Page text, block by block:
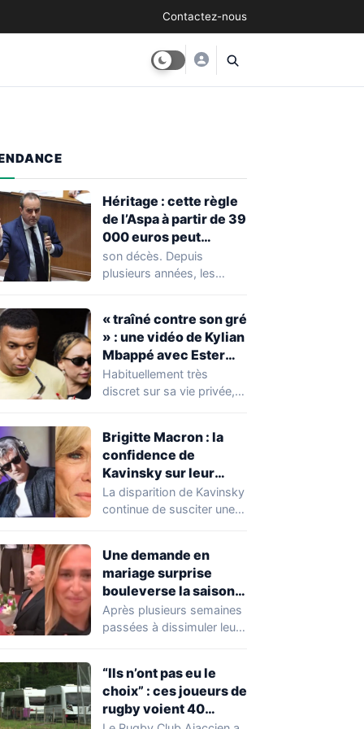
Contactez-nous
Héritage : cette règle
de l’Aspa à partir de 39
000 euros peut
réserver une
mauvaise surprise à
son décès. Depuis
plusieurs années, les
concernant le seuil…
« traîné contre son gré
» : une vidéo de Kylian
Mbappé avec Ester
Expósito en Italie agite
la toile
Habituellement très
discret sur sa vie privée,
Brigitte Macron : la
confidence de
Kavinsky sur leur
relation
La disparition de Kavinsky
continue de susciter une
Une demande en
mariage surprise
bouleverse la saison
de Secret Story
Après plusieurs semaines
passées à dissimuler leur
“Ils n’ont pas eu le
choix” : ces joueurs de
rugby voient 40